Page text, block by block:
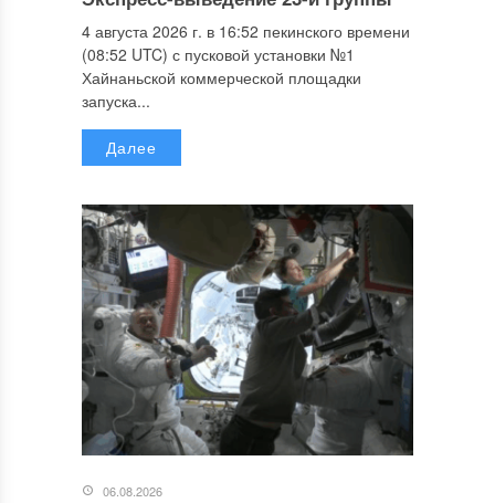
4 августа 2026 г. в 16:52 пекинского времени
(08:52 UTC) с пусковой установки №1
Хайнаньской коммерческой площадки
запуска...
Далее
06.08.2026